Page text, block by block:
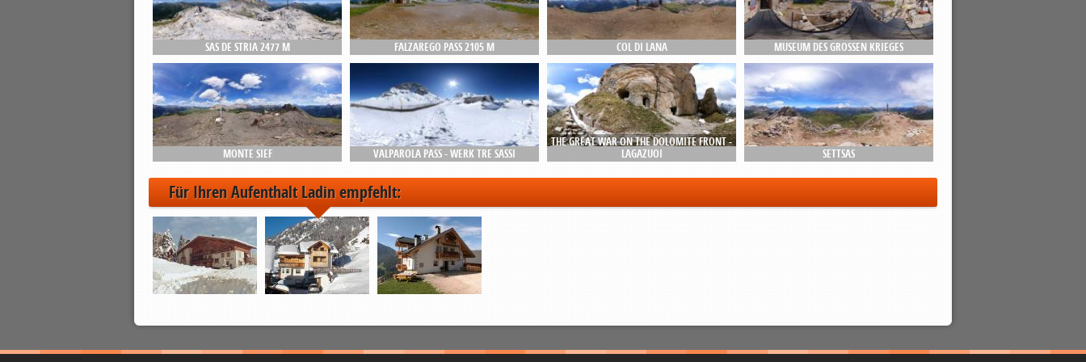
SAS DE STRIA 2477 M FALZAREGO PASS 2105 M COL DI LANA MUSEUM DES GROSSEN KRIEGES
MONTE SIEF VALPAROLA PASS - WERK TRE SASSI
THE GREAT WAR ON THE DOLOMITE FRONT -
LAGAZUOI
SETTSAS
Für Ihren Aufenthalt Ladin empfehlt: